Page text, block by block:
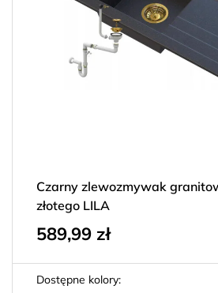
Czarny zlewozmywak
złotego LILA
589,99 zł
Dostępne kolory: